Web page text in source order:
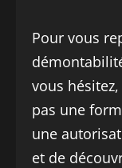
Pour vous
vous
pas une
une
et de